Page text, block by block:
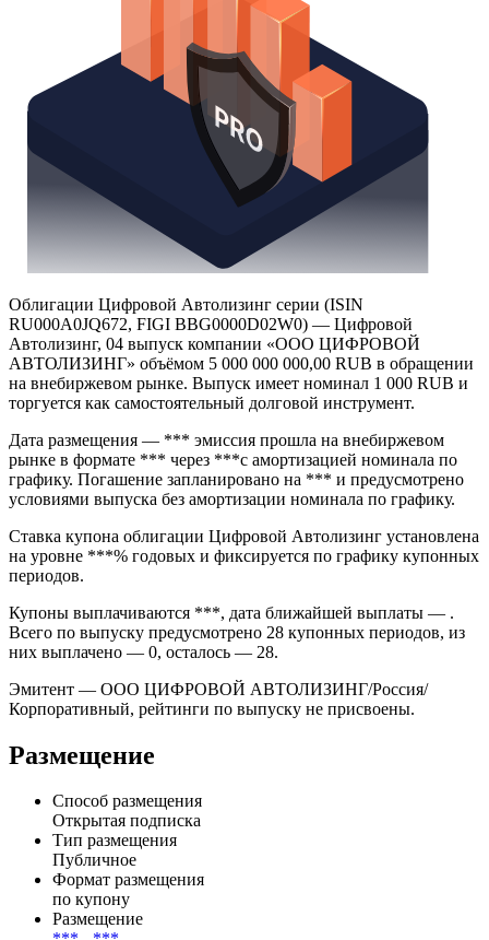
Облигации Цифровой Автолизинг серии (ISIN
RU000A0JQ672, FIGI BBG0000D02W0) — Цифровой
Автолизинг, 04 выпуск компании «ООО ЦИФРОВОЙ
АВТОЛИЗИНГ» объёмом 5 000 000 000,00 RUB в обращении
на внебиржевом рынке. Выпуск имеет номинал 1 000 RUB и
торгуется как самостоятельный долговой инструмент.
Дата размещения — *** эмиссия прошла на внебиржевом
рынке в формате *** через ***с амортизацией номинала по
графику. Погашение запланировано на *** и предусмотрено
условиями выпуска без амортизации номинала по графику.
Ставка купона облигации Цифровой Автолизинг установлена
на уровне ***% годовых и фиксируется по графику купонных
периодов.
Купоны выплачиваются ***, дата ближайшей выплаты — .
Всего по выпуску предусмотрено 28 купонных периодов, из
Эмитент — ООО ЦИФРОВОЙ АВТОЛИЗИНГ/Россия/
Размещение
Способ размещения
Открытая подписка
Тип размещения
Публичное